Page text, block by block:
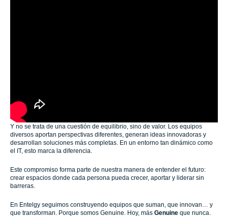
Y no se trata de una cuestión de equilibrio, sino de valor. Los equipos
diversos aportan perspectivas diferentes, generan ideas innovadoras y
desarrollan soluciones más completas. En un entorno tan dinámico como
el IT, esto marca la diferencia.
Este compromiso forma parte de nuestra manera de entender el futuro:
crear espacios donde cada persona pueda crecer, aportar y liderar sin
barreras.
En Entelgy seguimos construyendo equipos que suman, que innovan… y
que transforman. Porque somos Genuine. Hoy, más Genuine que nunca.